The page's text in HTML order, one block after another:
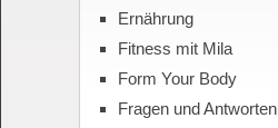
Ernährung
Fitness mit Mila
Form Your Body
Fragen und Antworten